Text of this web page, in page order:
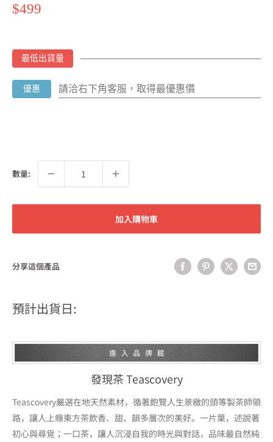
特
$499
最低出貨量
優惠 請洽右下角客服，取得最優惠價
數量:
加入購物車
分享這個產品
預計出貨日:
發現茶 Teascovery
Teascovery嚴選在地天然素材，循著飽覽人生景緻的頭等製茶師領
路，讓人上癮東方茶飲香、甜、韻多層次的美好。一片葉，述說著
初心與尋覓；一口茶，讓人沉浸自我的時光與對話，品味最自然純